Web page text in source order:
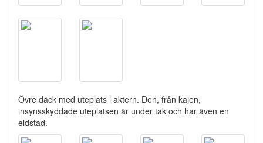
Övre däck med uteplats i aktern. Den, från kajen,
insynsskyddade uteplatsen är under tak och har även en
eldstad.